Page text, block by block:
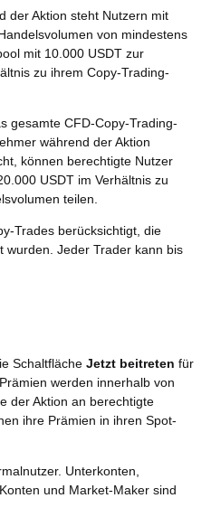
der Aktion steht Nutzern mit
von mindestens
mit 10.000 USDT zur
zu ihrem Copy-Trading-
gesamte CFD-Copy-Trading-
während der Aktion
können berechtigte Nutzer
USDT im Verhältnis zu
teilen.
Trades berücksichtigt, die
wurden. Jeder Trader kann bis
Schaltfläche Jetzt beitreten für
werden innerhalb von
der Aktion an berechtigte
ihre Prämien in ihren Spot-
Unterkonten,
und Market-Maker sind